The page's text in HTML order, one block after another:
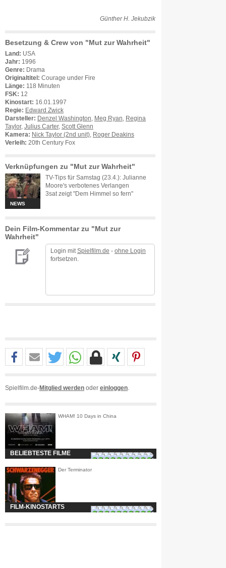
Günther H. Jekubzik
Besetzung & Crew von "Mut zur Wahrheit"
Land: USA
Jahr: 1996
Genre: Drama
Originaltitel: Courage under Fire
Länge: 118 Minuten
FSK: 12
Kinostart: 16.01.1997
Regie: Edward Zwick
Darsteller: Denzel Washington Meg Ryan
Regina
Taylor, Julius Carter, Scott Glenn
Kamera: Nick Taylor (2nd unit)
Roger Deakins
Verleih: 20th Century Fox
Verknüpfungen zu "Mut zur Wahrheit"
NEWS
TV-Tips für Samstag (23.4.): Julianne
Moore's verbotenes Verlangen
3sat zeigt "Dem Himmel so fern"
Dein Film-Kommentar zu "Mut zur
Wahrheit"
Login mit Spielfilm.de - ohne Login
fortsetzen.
Spielfilm.de-Mitglied werden oder einloggen
WHAM! 10 Days in China
BELIEBTESTE FILME
Der Terminator
FILM-KINOSTARTS